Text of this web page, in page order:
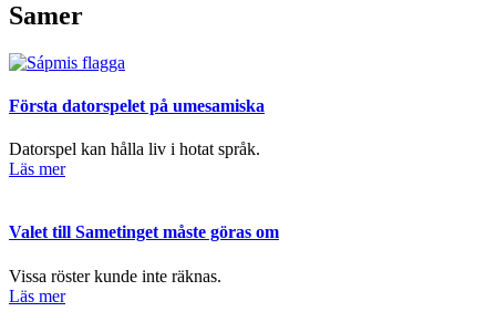
Samer
Första datorspelet på umesamiska
Datorspel kan hålla liv i hotat språk.
Läs mer
Valet till Sametinget måste göras om
Vissa röster kunde inte räknas.
Läs mer